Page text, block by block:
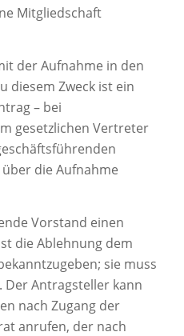
Mitgliedschaft
der Aufnahme in den
diesem Zweck ist ein
– bei
gesetzlichen Vertreter
die Aufnahme
Vorstand einen
die Ablehnung dem
sie muss
Antragsteller kann
nach Zugang der
anrufen, der nach